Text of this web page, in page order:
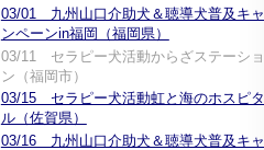
03/01 九州山口介助犬＆聴導犬普及キャ
ンペーンin福岡（福岡県）
03/11 セラピー犬活動からざステーショ
ン（福岡市）
03/15 セラピー犬活動虹と海のホスピタ
ル（佐賀県）
03/16 九州山口介助犬＆聴導犬普及キャ